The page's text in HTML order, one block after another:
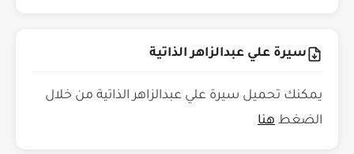
سيرة علي عبدالزاهر الذاتية
يمكنك تحميل سيرة علي عبدالزاهر الذاتية من خلال
الضغط هنا